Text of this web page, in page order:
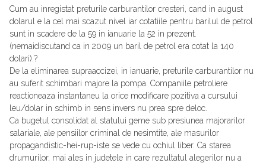
Cum au inregistat preturile carburantilor cresteri, cand in august
dolarul e la cel mai scazut nivel iar cotatiile pentru barilul de petrol
sunt in scadere de la 59 in ianuarie la 52 in prezent.
(nemaidiscutand ca in 2009 un baril de petrol era cotat la 140
dolari).?
De la eliminarea supraaccizei, in ianuarie, preturile carburantilor nu
au suferit schimbari majore la pompa. Companiile petroliere
reactioneaza instantaneu la orice modificare pozitiva a cursului
leu/dolar in schimb in sens invers nu prea spre deloc.
Ca bugetul consolidat al statului geme sub presiunea majorarilor
salariale, ale pensiilor criminal de nesimtite, ale masurilor
propagandistic-hei-rup-iste se vede cu ochiul liber. Ca starea
drumurilor, mai ales in judetele in care rezultatul alegerilor nu a